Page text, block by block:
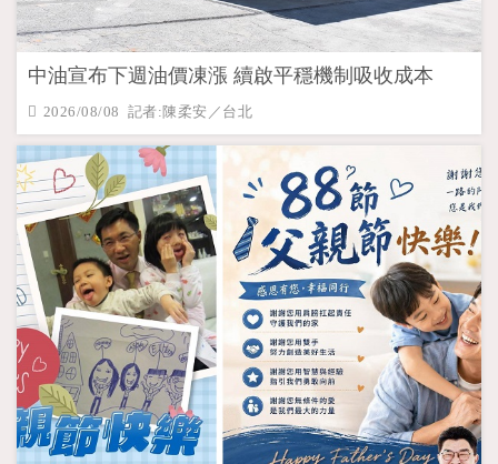
中油宣布下週油價凍漲 續啟平穩機制吸收成本
2026/08/08 記者:陳柔安／台北